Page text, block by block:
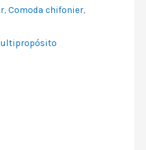
,Comoda chifonier,